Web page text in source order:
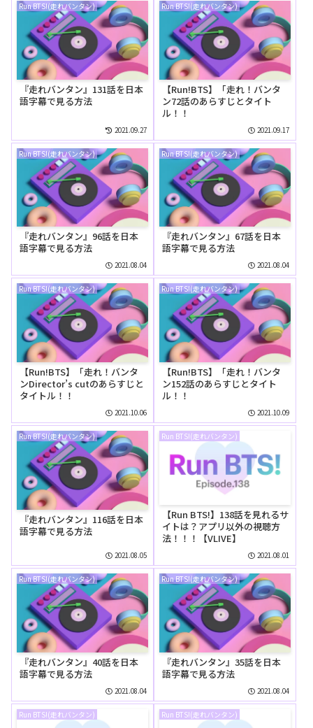
Run BTS!(走れバンタン)
『走れバンタン』131話を日本
語字幕で見る方法
2021.09.27
Run BTS!(走れバンタン)
【Run!BTS】「走れ！バンタ
ン72話のあらすじとタイト
ル！！
2021.09.17
Run BTS!(走れバンタン)
『走れバンタン』96話を日本
語字幕で見る方法
2021.08.04
Run BTS!(走れバンタン)
『走れバンタン』67話を日本
語字幕で見る方法
2021.08.04
Run BTS!(走れバンタン)
【Run!BTS】「走れ！バンタ
ンDirector’s cutのあらすじと
タイトル！！
2021.10.06
Run BTS!(走れバンタン)
【Run!BTS】「走れ！バンタ
ン152話のあらすじとタイト
ル！！
2021.10.09
Run BTS!(走れバンタン)
『走れバンタン』116話を日本
語字幕で見る方法
2021.08.05
Run BTS!(走れバンタン)
【Run BTS!】138話を見れるサ
イトは？アプリ以外の視聴方
法！！！【VLIVE】
2021.08.01
Run BTS!(走れバンタン)
『走れバンタン』40話を日本
語字幕で見る方法
2021.08.04
Run BTS!(走れバンタン)
『走れバンタン』35話を日本
語字幕で見る方法
2021.08.04
Run BTS!(走れバンタン) Run BTS!(走れバンタン)